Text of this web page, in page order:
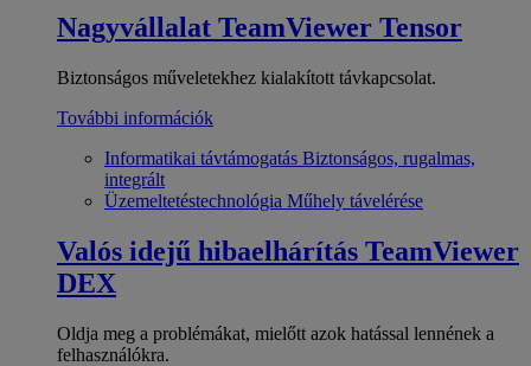
Nagyvállalat TeamViewer Tensor
Biztonságos műveletekhez kialakított távkapcsolat.
További információk
Informatikai távtámogatás Biztonságos, rugalmas,
integrált
Üzemeltetéstechnológia Műhely távelérése
Valós idejű hibaelhárítás TeamViewer
DEX
Oldja meg a problémákat, mielőtt azok hatással lennének a
felhasználókra.